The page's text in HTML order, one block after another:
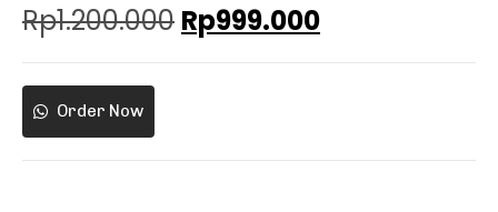
Rp1.200.000 Rp999.000
Order Now